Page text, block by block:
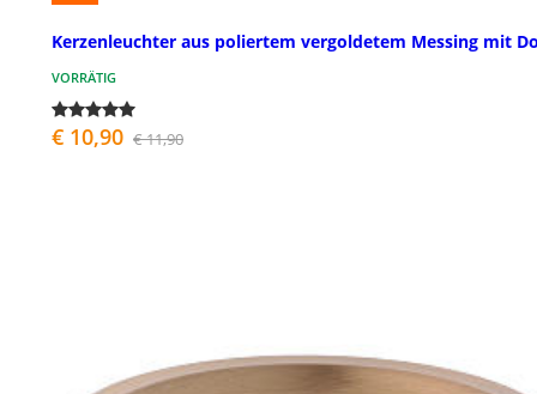
Kerzenleuchter aus poliertem vergoldetem Messing mit
VORRÄTIG
€ 10,90 € 11,90